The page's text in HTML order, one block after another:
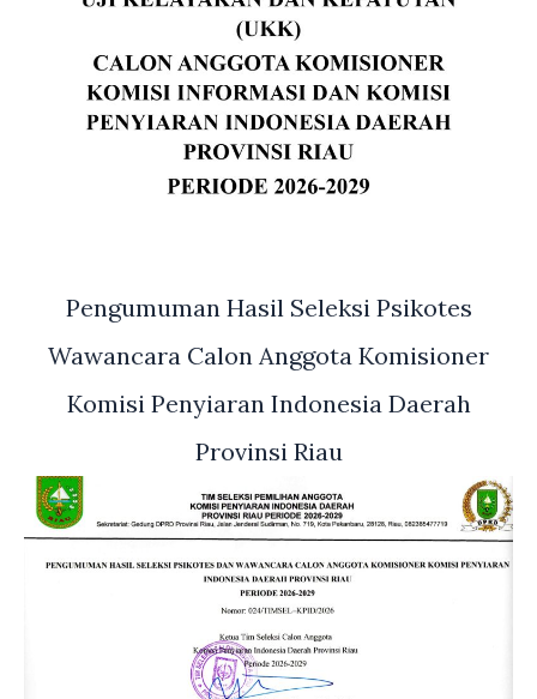
Pengumuman Hasil Seleksi Psikotes
Wawancara Calon Anggota Komisioner
Komisi Penyiaran Indonesia Daerah
Provinsi Riau